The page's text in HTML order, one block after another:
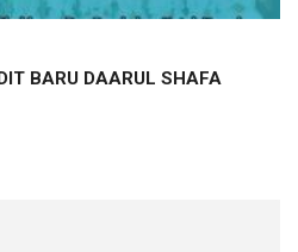
BARU DAARUL SHAFA